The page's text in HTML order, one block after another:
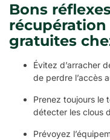
Bons
gratuites
Évitez d’arracher
de perdre l’accès
Prenez toujours le
détecter les clous
Prévoyez